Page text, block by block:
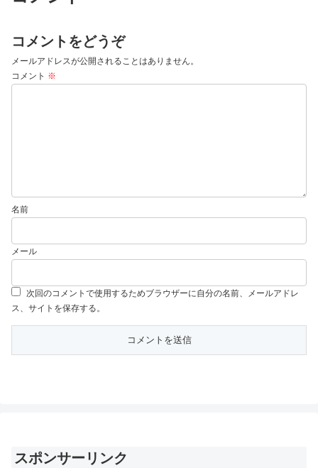
コメントをどうぞ
メールアドレスが公開されることはありません。
コメント ※
名前
メール
次回のコメントで使用するためブラウザーに自分の名前、メールアドレ
ス、サイトを保存する。
スポンサーリンク